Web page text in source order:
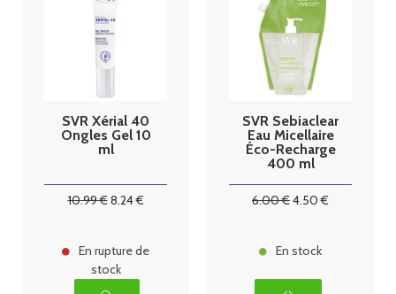
SVR Xérial 40
Ongles Gel 10
ml
10.99€8.24€
En rupture de
stock
SVR Sebiaclear
Eau Micellaire
Éco-Recharge
400 ml
6.00€4.50 €
En stock